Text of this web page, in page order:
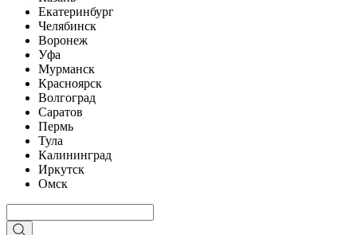
Екатеринбург
Челябинск
Воронеж
Уфа
Мурманск
Красноярск
Волгоград
Саратов
Пермь
Тула
Калининград
Иркутск
Омск